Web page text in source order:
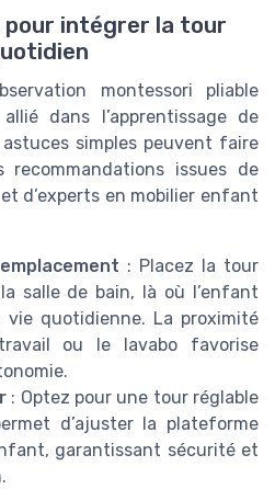
pour intégrer la tour
montessori pliable
dans l’apprentissage de
simples peuvent faire
recommandations issues de
d’experts en mobilier enfant
: Placez la tour
salle de bain, là où l’enfant
quotidienne. La proximité
ou le lavabo favorise
: Optez pour une tour réglable
d’ajuster la plateforme
garantissant sécurité et